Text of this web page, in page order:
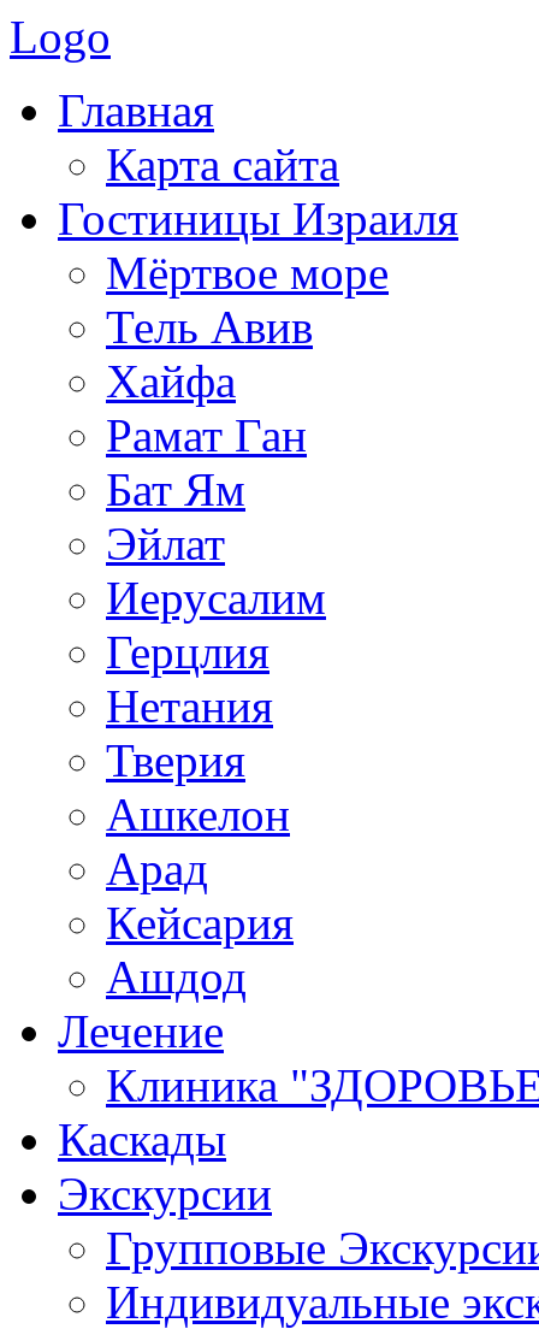
Logo
Главная
Карта сайта
Гостиницы Израиля
Мёртвое море
Тель Авив
Хайфа
Рамат Ган
Бат Ям
Эйлат
Иерусалим
Герцлия
Нетания
Тверия
Ашкелон
Арад
Кейсария
Ашдод
Лечение
Клиника
Каскады
Экскурсии
Групповые
Индивидуальные